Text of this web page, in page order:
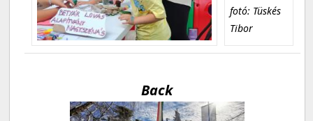
fotó: Tüskés
Tibor
Back